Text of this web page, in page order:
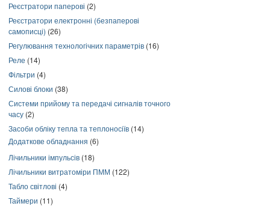
Реєстратори паперові (2)
Реєстратори електронні (безпаперові
самописці) (26)
Регулювання технологічних параметрів (16)
Реле (14)
Фільтри (4)
Силові блоки (38)
Системи прийому та передачі сигналів точного
часу (2)
Засоби обліку тепла та теплоносіїв (14)
Додаткове обладнання (6)
Лічильники імпульсів (18)
Лічильники витратоміри ПММ (122)
Табло світлові (4)
Таймери (11)